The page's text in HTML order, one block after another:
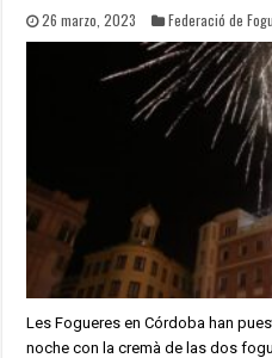
26 marzo, 2023 Federació de
Les Fogueres en Córdoba han
noche con la cremà de las dos